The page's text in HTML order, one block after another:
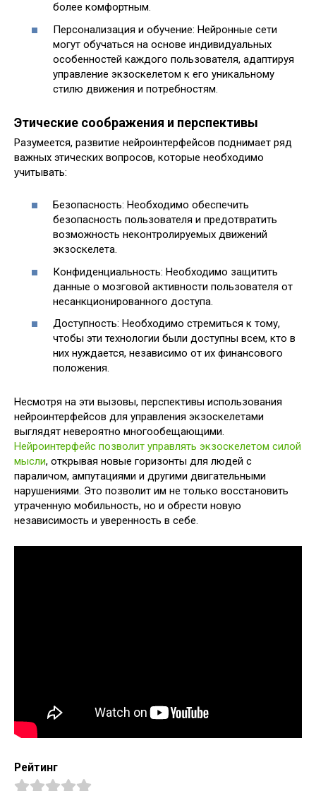
более комфортным.
Персонализация и обучение: Нейронные сети
могут обучаться на основе индивидуальных
особенностей каждого пользователя, адаптируя
управление экзоскелетом к его уникальному
стилю движения и потребностям.
Этические соображения и перспективы
Разумеется, развитие нейроинтерфейсов поднимает ряд
важных этических вопросов, которые необходимо
учитывать:
Безопасность: Необходимо обеспечить
безопасность пользователя и предотвратить
возможность неконтролируемых движений
экзоскелета.
Конфиденциальность: Необходимо защитить
данные о мозговой активности пользователя от
несанкционированного доступа.
Доступность: Необходимо стремиться к тому,
чтобы эти технологии были доступны всем, кто в
них нуждается, независимо от их финансового
положения.
Несмотря на эти вызовы, перспективы использования
нейроинтерфейсов для управления экзоскелетами
выглядят невероятно многообещающими.
Нейроинтерфейс позволит управлять экзоскелетом силой
мысли, открывая новые горизонты для людей с
параличом, ампутациями и другими двигательными
нарушениями. Это позволит им не только восстановить
утраченную мобильность, но и обрести новую
независимость и уверенность в себе.
Рейтинг